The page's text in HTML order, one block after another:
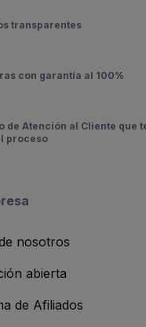
transparentes
con garantía al 100%
de Atención al Cliente que
proceso
nosotros
abierta
de Afiliados